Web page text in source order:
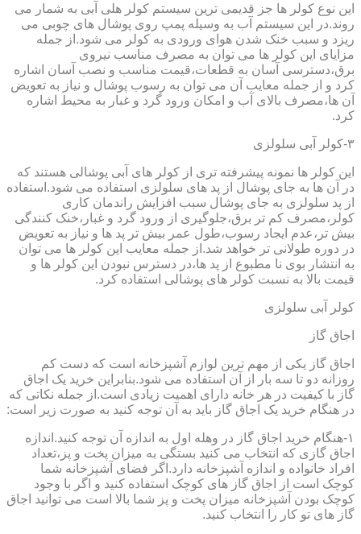
این نوع کولر ها جز قدیمی ترین سیستم کولر هلی آبی به شمار می
روند.در این سیستم آب به وسیله پمپ روی پوشال های چوبی می
ریزد و سبب خنک شدن هوای ورودی به کولر می شود.از جمله
مزایای این کولر ها می توان به مصرف مناسب نیروی
برق،دسترسی آسان به قطعات،قیمت مناسب و نصب آسان اشاره
کرد و از جمله معایب آن می توان به رسوب پوشال و نیاز به تعویض
آن ها،مصرف بالای آب و امکان ورود گرد و غبار به محیط اشاره
کرد.
۳-کولر آبی سلولزی
این کولر ها نمونه پیشرفته تری از کولر های آبی پوشالی هستند که
در آن ها به جای پوشال از پد های سلولزی استفاده می شود.استفاده
از پد سلولزی به جای پوشال سبب افزایش راندمان کاری
کولر،مصرف کم تر برق،جلوگیری از ورود گرد و غبار،خنک کنندگی
بیش تر،عدم ایجاد رسوب،طول عمر بیش تر پد ها و نیاز به تعویض
در دوره طولانی تر خواهد شد.از جمله معایب این کولر ها می توان
به انتشار بوی نا مطبوع از پد ها،در دسترس نبودن این کولر ها و
قیمت بالا به نسبت کولر های پوشالی استفاده کرد.
کولر آبی سلولزی
اجاق گاز
اجاق گاز یکی از مهم ترین لوازم آشپزخانه است که دست کم
روزانه دو تا سه بار از آن استفاده می شود.بنابراین خرید یک اجاق
گاز با کیفیت در هر خانه دارای اهمیت زیادی است.از جمله نکاتی که
در هنگام خرید یک اجاق گاز باید به آن توجه کنید به صورت زیر است:
۱-هنگام خرید اجاق گاز در وهله اول به اندازه آن توجه کنید.اندازه
اجاق گازی که انتخاب می کنید بستگی به میزان پخت و پز،تعداد
افراد خانواده و اندازه آشپزخانه دارد.اگر فضای آشپزخانه شما
کوچک است از اجاق گاز های کوچک استفاده کنید و اگر با وجود
کوچک بودن آشپزخانه میزان پخت و پز شما بالا است می توانید اجاق
گاز های تو کار را انتخاب کنید.